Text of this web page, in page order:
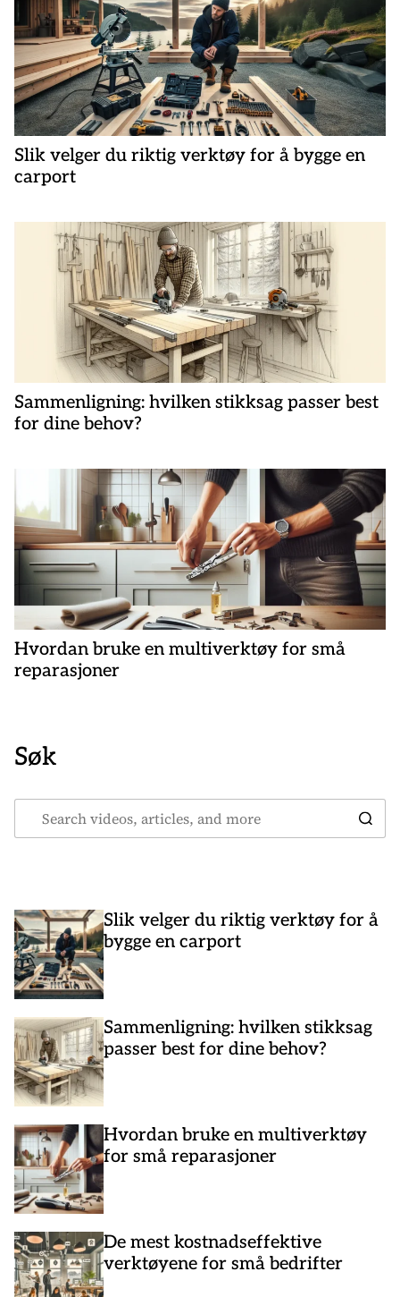
n
a
v
i
g
a
s
j
n
Slik velger du riktig verktøy for å bygge en
carport
Sammenligning: hvilken stikksag passer best
for dine behov?
Hvordan bruke en multiverktøy for små
reparasjoner
Søk
Slik velger du riktig verktøy for å
bygge en carport
Sammenligning: hvilken stikksag
passer best for dine behov?
Hvordan bruke en multiverktøy
for små reparasjoner
De mest kostnadseffektive
verktøyene for små bedrifter